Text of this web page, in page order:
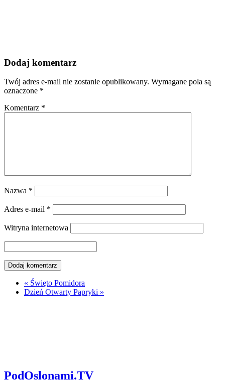
Dodaj komentarz
Twój adres e-mail nie zostanie opublikowany. Wymagane pola są
oznaczone *
Komentarz *
Nazwa *
Adres e-mail *
Witryna internetowa
« Święto Pomidora
Dzień Otwarty Papryki »
PodOslonami.TV